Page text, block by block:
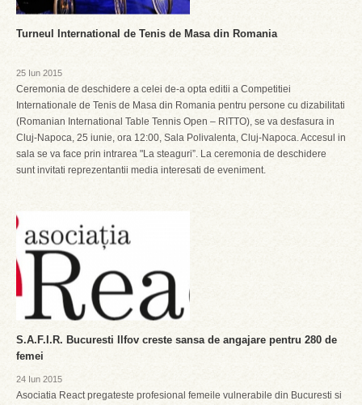
Turneul International de Tenis de Masa din Romania
25 Iun 2015
Ceremonia de deschidere a celei de-a opta editii a Competitiei
Internationale de Tenis de Masa din Romania pentru persone cu dizabilitati
(Romanian International Table Tennis Open – RITTO), se va desfasura in
Cluj-Napoca, 25 iunie, ora 12:00, Sala Polivalenta, Cluj-Napoca. Accesul in
sala se va face prin intrarea "La steaguri”. La ceremonia de deschidere
sunt invitati reprezentantii media interesati de eveniment.
S.A.F.I.R. Bucuresti Ilfov creste sansa de angajare pentru 280 de
femei
24 Iun 2015
Asociatia React pregateste profesional femeile vulnerabile din Bucuresti si